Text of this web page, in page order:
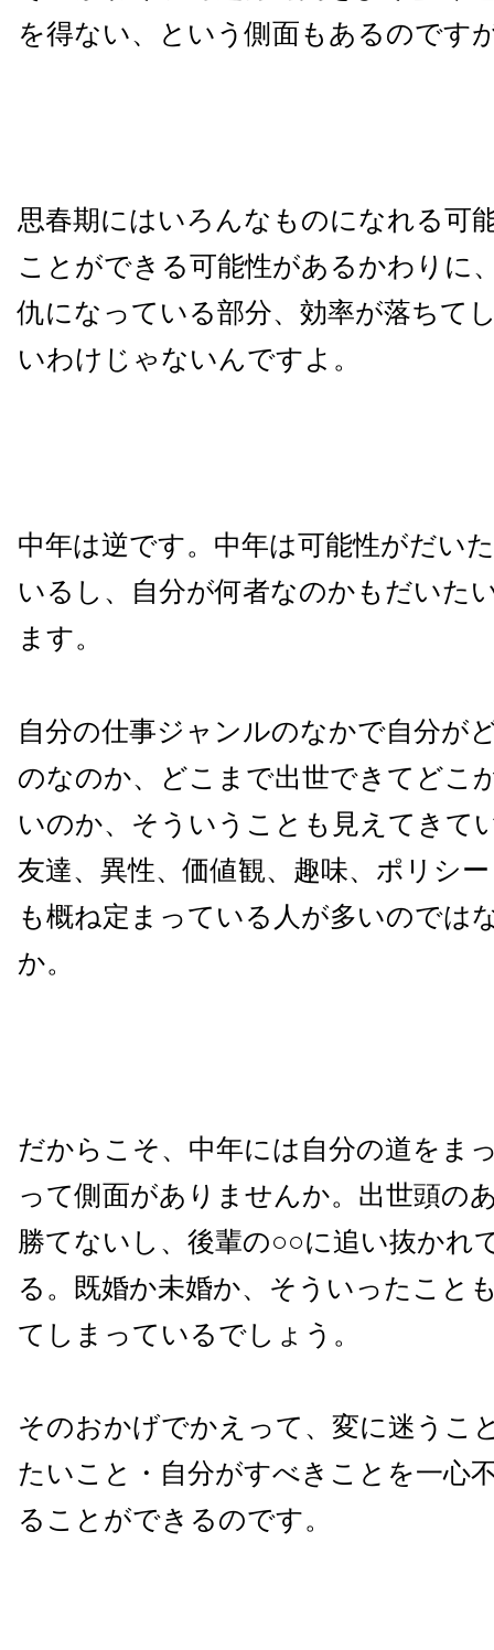
を得ない、という側面もあるのです
思春期にはいろんなものになれる可
ことができる可能性があるかわりに
仇になっている部分、効率が落ちて
いわけじゃないんですよ。
中年は逆です。中年は可能性がだい
いるし、自分が何者なのかもだいた
ます。
自分の仕事ジャンルのなかで自分が
のなのか、どこまで出世できてどこ
いのか、そういうことも見えてきて
友達、異性、価値観、趣味、ポリシ
も概ね定まっている人が多いのでは
か。
だからこそ、中年には自分の道をま
って側面がありませんか。出世頭の
勝てないし、後輩の○○に追い抜かれ
る。既婚か未婚か、そういったこと
てしまっているでしょう。
そのおかげでかえって、変に迷うこ
たいこと・自分がすべきことを一心
ることができるのです。